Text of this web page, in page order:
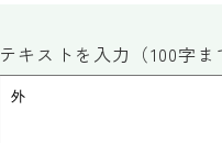
テキストを入力（100字ま